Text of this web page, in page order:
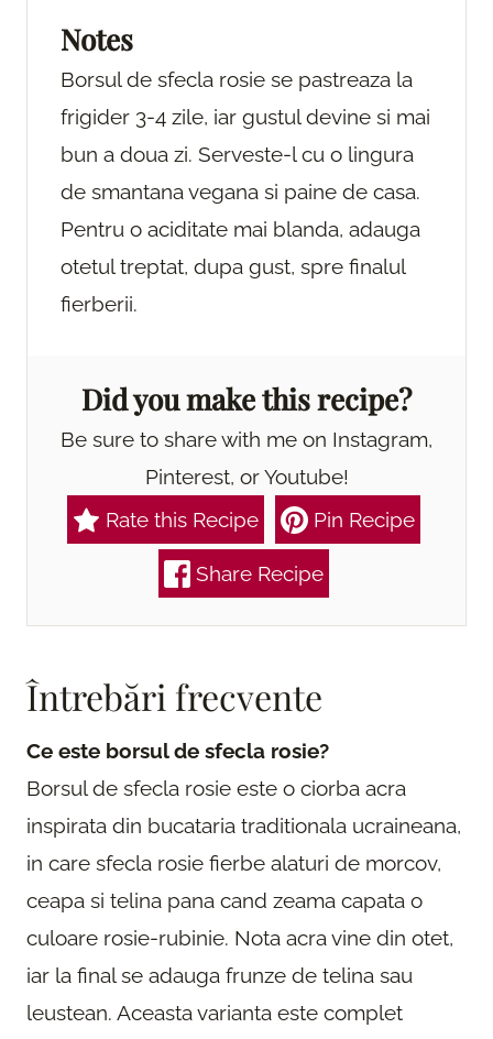
Notes
Borsul de sfecla rosie se pastreaza la
frigider 3-4 zile, iar gustul devine si mai
bun a doua zi. Serveste-l cu o lingura
de smantana vegana si paine de casa.
Pentru o aciditate mai blanda, adauga
otetul treptat, dupa gust, spre finalul
fierberii.
Did you make this recipe?
Be sure to share with me on Instagram,
Pinterest, or Youtube!
Rate this Recipe
Pin Recipe
Share Recipe
Întrebări frecvente
Ce este borsul de sfecla rosie?
Borsul de sfecla rosie este o ciorba acra
inspirata din bucataria traditionala ucraineana,
in care sfecla rosie fierbe alaturi de morcov,
ceapa si telina pana cand zeama capata o
culoare rosie-rubinie. Nota acra vine din otet,
iar la final se adauga frunze de telina sau
leustean. Aceasta varianta este complet